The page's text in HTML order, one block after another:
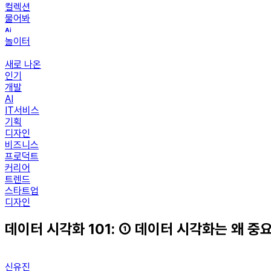
컬렉션
물어봐
놀이터
새로 나온
인기
개발
AI
IT서비스
기획
디자인
비즈니스
프로덕트
커리어
트렌드
스타트업
디자인
데이터 시각화 101: ① 데이터 시각화는 왜 중
신유진